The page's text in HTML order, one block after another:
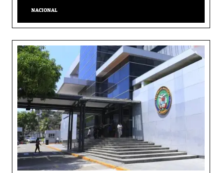
NACIONAL